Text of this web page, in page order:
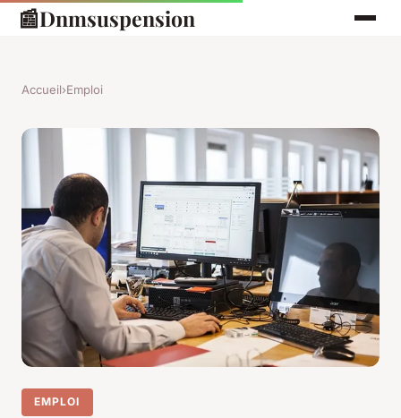
📰Dnmsuspension
Accueil›Emploi
EMPLOI